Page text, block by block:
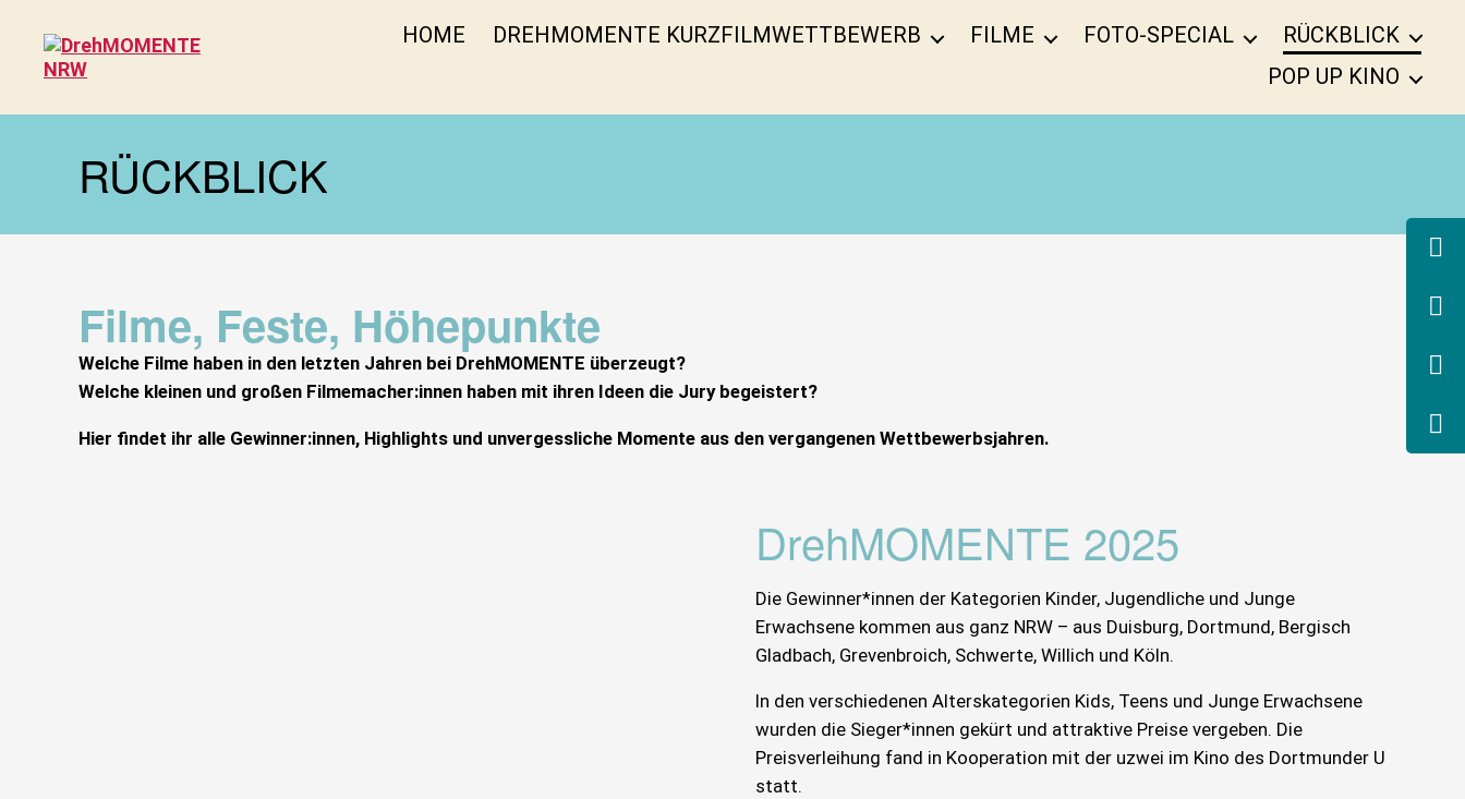
NRW
HOME DREHMOMENTE KURZFILMWETTBEWERB FILME FOTO-SPECIAL
RÜCKBLICK
POP UP KINO
RÜCKBLICK
Filme, Feste, Höhepunkte
Welche Filme haben in den letzten Jahren bei DrehMOMENTE überzeugt?
Welche kleinen und großen Filmemacher:innen haben mit ihren Ideen die Jury begeistert?
Hier findet ihr alle Gewinner:innen, Highlights und unvergessliche Momente aus den vergangenen Wettbewerbsjahren.
DrehMOMENTE 2025
Die Gewinner*innen der Kategorien Kinder, Jugendliche und Junge
Erwachsene kommen aus ganz NRW – aus Duisburg, Dortmund, Bergisch
Gladbach, Grevenbroich, Schwerte, Willich und Köln.
In den verschiedenen Alterskategorien Kids, Teens und Junge Erwachsene
wurden die Sieger*innen gekürt und attraktive Preise vergeben. Die
Preisverleihung fand in Kooperation mit der uzwei im Kino des Dortmunder U
statt.